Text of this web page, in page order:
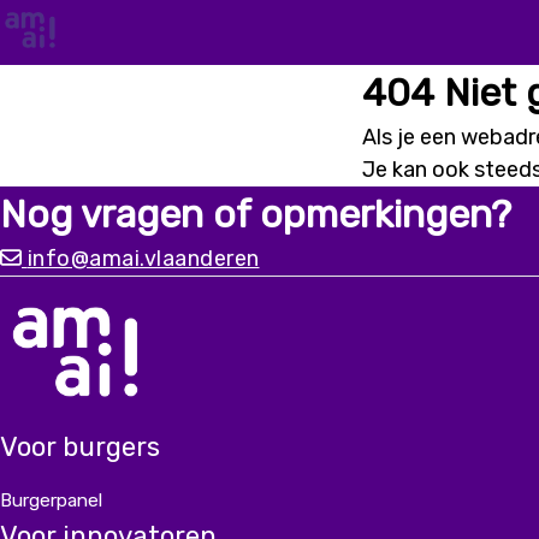
404 Niet
Als je een
Je kan ook
Nog vragen of opmerkingen?
info@amai.vlaanderen
Voor burgers
Burgerpanel